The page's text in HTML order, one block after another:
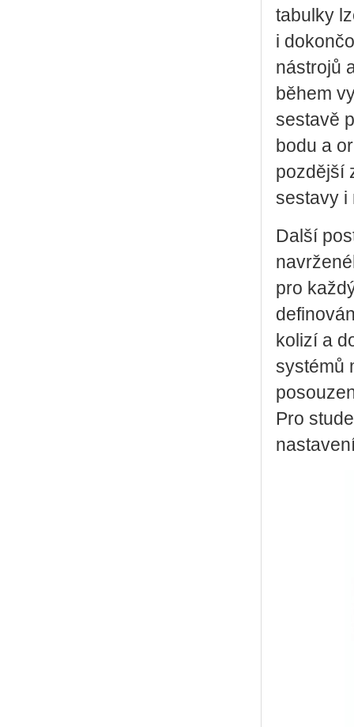
tabulky
i
nástrojů
během
sestavě
bodu a
pozdější
sestavy i
Další
pro
kolizí a
systémů
Pro